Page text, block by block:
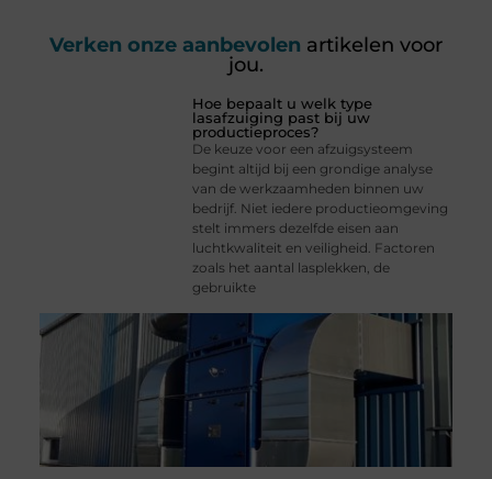
Verken onze aanbevolen artikelen voor
jou.
Hoe bepaalt u welk type
lasafzuiging past bij uw
productieproces?
De keuze voor een afzuigsysteem
begint altijd bij een grondige analyse
van de werkzaamheden binnen uw
bedrijf. Niet iedere productieomgeving
stelt immers dezelfde eisen aan
luchtkwaliteit en veiligheid. Factoren
zoals het aantal lasplekken, de
gebruikte